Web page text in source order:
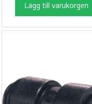
Lägg till varukorgen